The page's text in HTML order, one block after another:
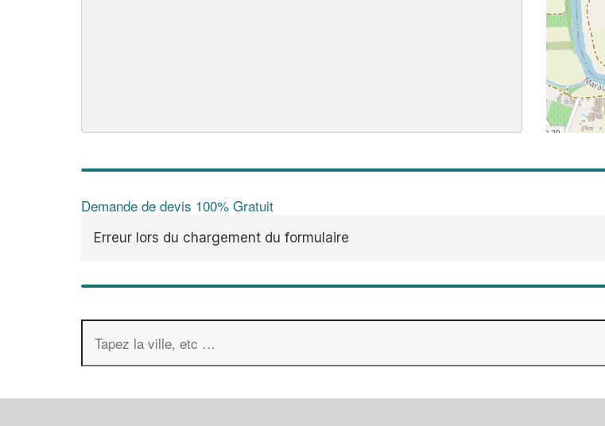
Demande de devis 100% Gratuit
Erreur lors du chargement du formulaire